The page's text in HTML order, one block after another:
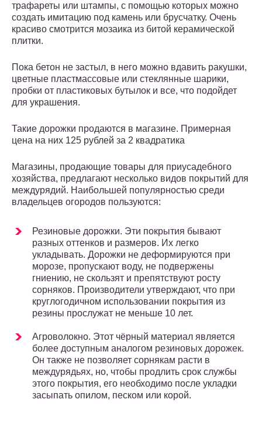
трафареты или штампы, с помощью которых можно
создать имитацию под камень или брусчатку. Очень
красиво смотрится мозаика из битой керамической
плитки.
Пока бетон не застыл, в него можно вдавить ракушки,
цветные пластмассовые или стеклянные шарики,
пробки от пластиковых бутылок и все, что подойдет
для украшения.
Такие дорожки продаются в магазине. Примерная
цена на них 125 рублей за 2 квадратика
Магазины, продающие товары для приусадебного
хозяйства, предлагают несколько видов покрытий для
междурядий. Наибольшей популярностью среди
владельцев огородов пользуются:
Резиновые дорожки. Эти покрытия бывают
разных оттенков и размеров. Их легко
укладывать. Дорожки не деформируются при
морозе, пропускают воду, не подвержены
гниению, не скользят и препятствуют росту
сорняков. Производители утверждают, что при
круглогодичном использовании покрытия из
резины прослужат не меньше 10 лет.
Агроволокно. Этот чёрный материал является
более доступным аналогом резиновых дорожек.
Он также не позволяет сорнякам расти в
междурядьях, но, чтобы продлить срок службы
этого покрытия, его необходимо после укладки
засыпать опилом, песком или корой.